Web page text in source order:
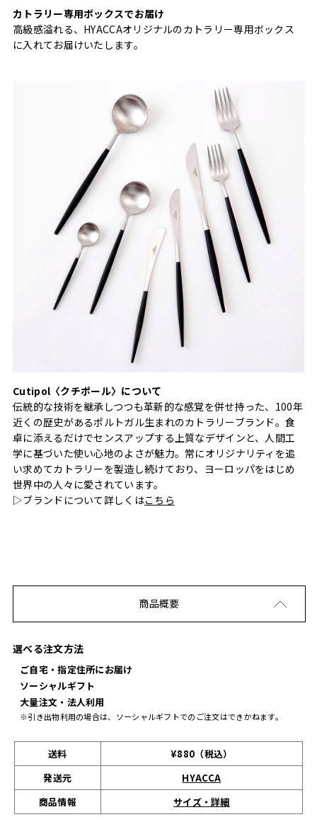
カトラリー専用ボックスでお届け
高級感溢れる、HYACCAオリジナルのカトラリー専用ボックス
に入れてお届けいたします。
Cutipol〈クチポール〉について
伝統的な技術を継承しつつも革新的な感覚を併せ持った、100年
近くの歴史があるポルトガル生まれのカトラリーブランド。食
卓に添えるだけでセンスアップする上質なデザインと、人間工
学に基づいた使い心地のよさが魅力。常にオリジナリティを追
い求めてカトラリーを製造し続けており、ヨーロッパをはじめ
世界中の人々に愛されています。
▷ブランドについて詳しくはこちら
商品概要
選べる注文方法
ご自宅・指定住所にお届け
ソーシャルギフト
大量注文・法人利用
※引き出物利用の場合は、ソーシャルギフトでのご注文はできかねます。
送料
¥880（税込）
発送元
HYACCA
商品情報
サイズ・詳細